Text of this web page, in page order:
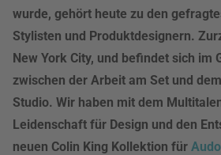
wurde, gehört heute zu den
Stylisten und Produktdesignern.
New York City, und befindet sich im
zwischen der Arbeit am Set und
Studio. Wir haben mit dem
Leidenschaft für Design und den
neuen Colin King Kollektion für Audo